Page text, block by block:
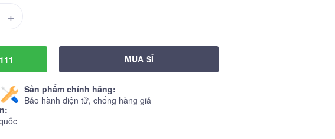
+
MUA SỈ
Sản phẩm chính hãng:
Bảo hành điện tử, chống hàng giả